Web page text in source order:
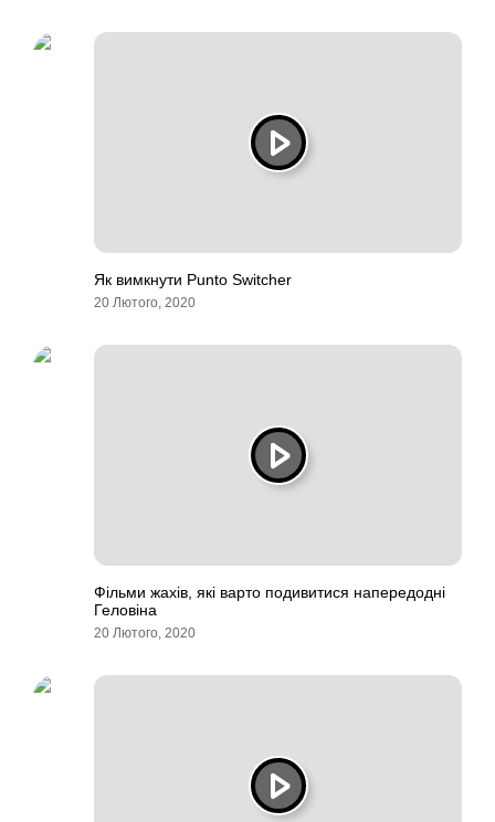
Як вимкнути Punto Switcher
20 Лютого, 2020
Фільми жахів, які варто подивитися напередодні
Геловіна
20 Лютого, 2020